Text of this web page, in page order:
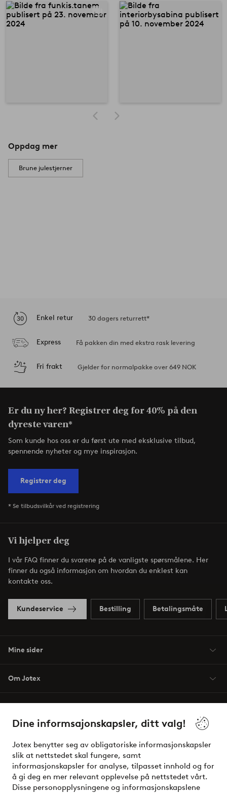
Dine informsajonskapsler, ditt valg!
Jotex benytter seg av obligatoriske informasjonskapsler
slik at nettstedet skal fungere, samt
informasjonskapsler for analyse, tilpasset innhold og for
å gi deg en mer relevant opplevelse på nettstedet vårt.
Disse personopplysningene og informasjonskapslene
Oppdag mer
Brune julestjerner
Enkel retur 30 dagers returrett*
Express Få pakken din med ekstra rask levering
Fri frakt Gjelder for normalpakke over 649 NOK
Er du ny her? Registrer deg for 40% på den
dyreste varen*
Som kunde hos oss er du først ute med eksklusive tilbud,
spennende nyheter og mye inspirasjon.
Registrer deg
* Se tilbudsvilkår ved registrering
Vi hjelper deg
I vår FAQ finner du svarene på de vanligste spørsmålene. Her
finner du også informasjon om hvordan du enklest kan
kontakte oss.
Kundeservice Bestilling Betalingsmåte
Mine sider
Om Jotex
Venner